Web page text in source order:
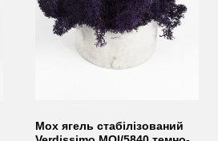
Мох ягель стабілізований